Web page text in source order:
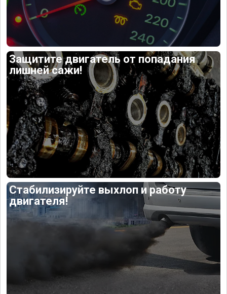
Защитите двигатель от попадания
лишней сажи!
Стабилизируйте выхлоп и работу
двигателя!